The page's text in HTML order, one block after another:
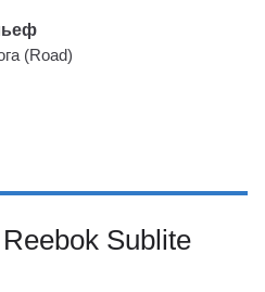
(Road)
Sublite